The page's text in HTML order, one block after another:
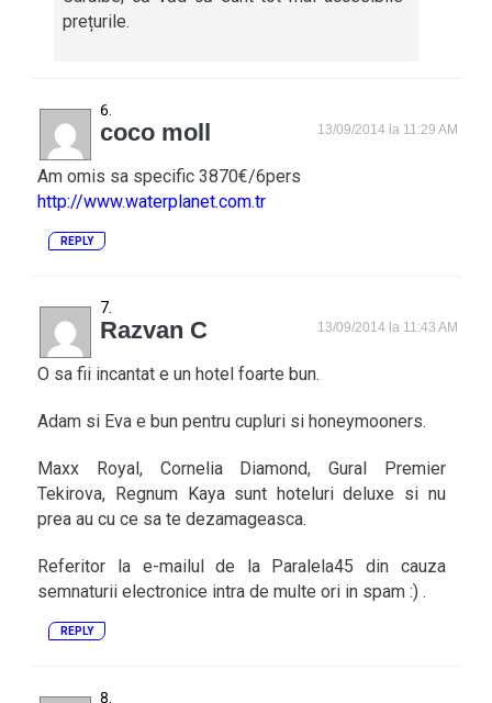
prețurile.
coco moll 13/09/2014 la 11:29 AM
Am omis sa specific 3870€/6pers
http://www.waterplanet.com.tr
REPLY
Razvan C 13/09/2014 la 11:43 AM
O sa fii incantat e un hotel foarte bun.
Adam si Eva e bun pentru cupluri si honeymooners.
Maxx Royal, Cornelia Diamond, Gural Premier
Tekirova, Regnum Kaya sunt hoteluri deluxe si nu
prea au cu ce sa te dezamageasca.
Referitor la e-mailul de la Paralela45 din cauza
semnaturii electronice intra de multe ori in spam :) .
REPLY